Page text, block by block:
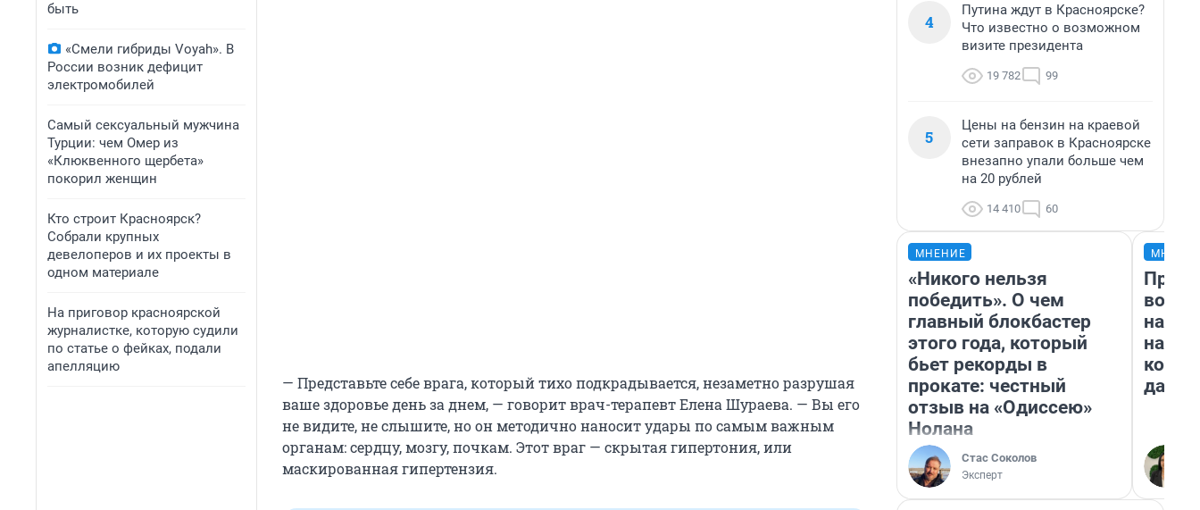
быть
«Смели гибриды Voyah». В
России возник дефицит
электромобилей
Самый сексуальный мужчина
Турции: чем Омер из
«Клюквенного щербета»
покорил женщин
Кто строит Красноярск?
Собрали крупных
девелоперов и их проекты в
одном материале
На приговор красноярской
журналистке, которую судили
по статье о фейках, подали
апелляцию
— Представьте себе врага, который тихо подкрадывается, незаметно разрушая
ваше здоровье день за днем, — говорит врач-терапевт Елена Шураева. — Вы его
не видите, не слышите, но он методично наносит удары по самым важным
органам: сердцу, мозгу, почкам. Этот враг — скрытая гипертония, или
маскированная гипертензия.
4
Путина ждут в Красноярске?
Что известно о возможном
визите президента
19 782 99
5
Цены на бензин на краевой
сети заправок в Красноярске
внезапно упали больше чем
на 20 рублей
14 410 60
МНЕНИЕ
«Никого нельзя
победить». О чем
главный блокбастер
этого года, который
бьет рекорды в
прокате: честный
отзыв на «Одиссею»
Нолана
Стас Соколов
Эксперт
нам
даже